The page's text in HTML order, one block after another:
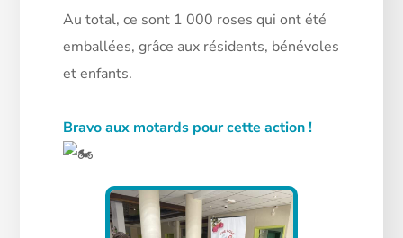
Au total, ce sont 1 000 roses qui ont été
emballées, grâce aux résidents, bénévoles
et enfants.
Bravo aux motards pour cette action !